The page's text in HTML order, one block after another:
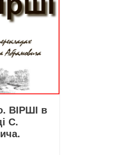
ВІРШІ в
С.